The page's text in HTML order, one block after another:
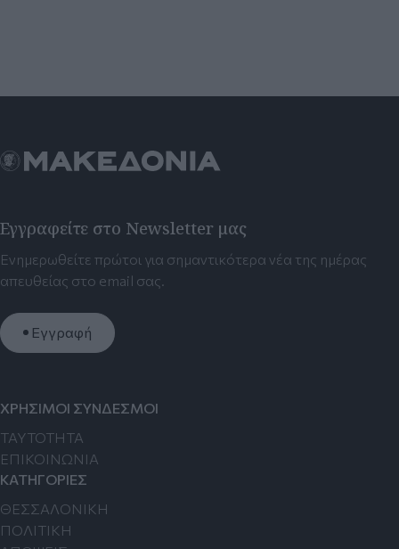
Εγγραφείτε στο Newsletter μας
Ενημερωθείτε πρώτοι για σημαντικότερα νέα της ημέρας
απευθείας στο email σας.
Εγγραφή
ΧΡΗΣΙΜΟΙ ΣΥΝΔΕΣΜΟΙ
TAYTOTHTA
ΕΠΙΚΟΙΝΩΝΙΑ
ΚΑΤΗΓΟΡΙΕΣ
ΘΕΣΣΑΛΟΝΙΚΗ
ΠΟΛΙΤΙΚΗ